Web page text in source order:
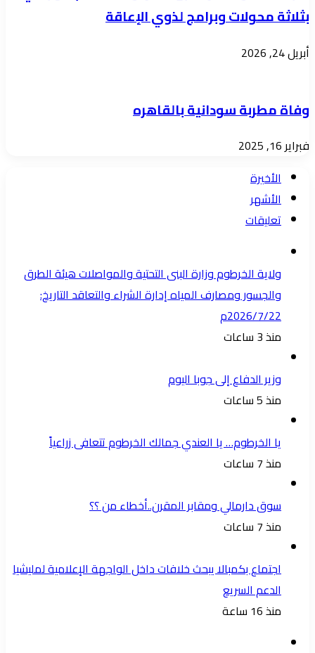
بثلاثة محولات وبرامج لذوي الإعاقة
أبريل 24, 2026
وفاة مطربة سودانية بالقاهره
فبراير 16, 2025
الأخيرة
الأشهر
تعليقات
ولاية الخرطوم وزارة البنى التحتية والمواصلات هيئة الطرق
والجسور ومصارف المياه إدارة الشراء والتعاقد التاريخ:
2026/7/22م
منذ 3 ساعات
وزير الدفاع إلى جوبا اليوم
منذ 5 ساعات
يا الخرطوم… يا العندي جمالك الخرطوم تتعافى زراعياً
منذ 7 ساعات
سوق دارمالي ومقابر المقرن..أخطاء من ؟؟
منذ 7 ساعات
اجتماع بكمبالا يبحث خلافات داخل الواجهة الإعلامية لمليشيا
الدعم السريع
منذ 16 ساعة